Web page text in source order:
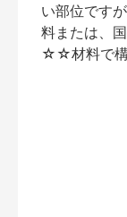
い部位です
料または、
☆☆材料で構